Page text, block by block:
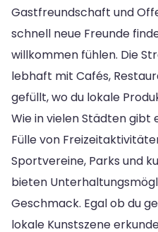
Gastfreundschaft und
schnell neue Freunde
willkommen fühlen. Die
lebhaft mit Cafés,
gefüllt, wo du lokale
Wie in vielen Städten gibt
Fülle von
Sportvereine, Parks und
bieten
Geschmack. Egal ob du
lokale Kunstszene